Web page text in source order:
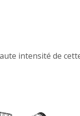
intensité de